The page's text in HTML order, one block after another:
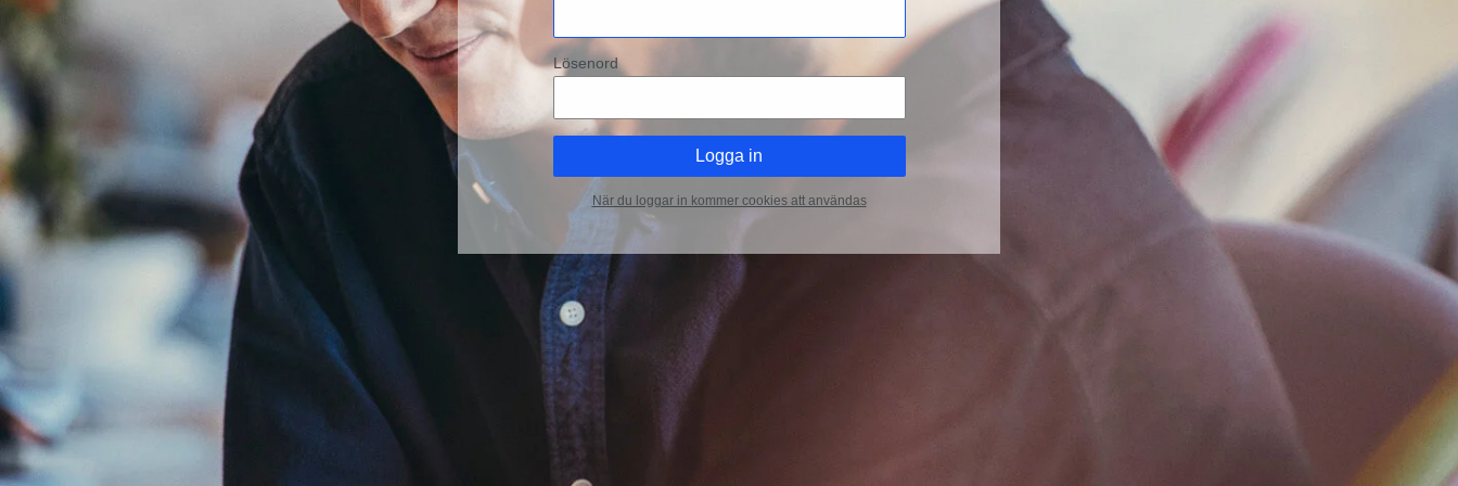
Lösenord
När du loggar in kommer cookies att användas